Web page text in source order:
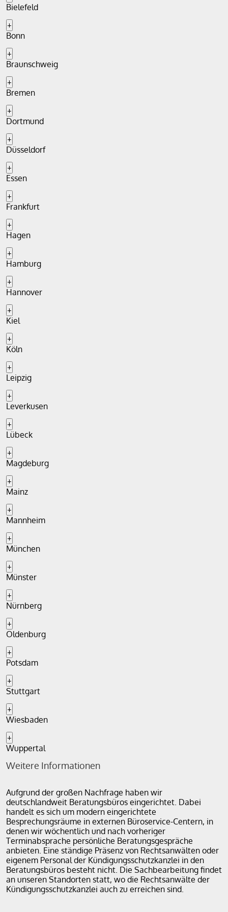
Bielefeld
+
Bonn
+
Braunschweig
+
Bremen
+
Dortmund
+
Düsseldorf
+
Essen
+
Frankfurt
+
Hagen
+
Hamburg
+
Hannover
+
Kiel
+
Köln
+
Leipzig
+
Leverkusen
+
Lübeck
+
Magdeburg
+
Mainz
+
Mannheim
+
München
+
Münster
+
Nürnberg
+
Oldenburg
+
Potsdam
+
Stuttgart
+
Wiesbaden
+
Wuppertal
Weitere Informationen
Aufgrund der großen Nachfrage haben wir
deutschlandweit Beratungsbüros eingerichtet. Dabei
handelt es sich um modern eingerichtete
Besprechungsräume in externen Büroservice-Centern, in
denen wir wöchentlich und nach vorheriger
Terminabsprache persönliche Beratungsgespräche
anbieten. Eine ständige Präsenz von Rechtsanwälten oder
eigenem Personal der Kündigungsschutzkanzlei in den
Beratungsbüros besteht nicht. Die Sachbearbeitung findet
an unseren Standorten statt, wo die Rechtsanwälte der
Kündigungsschutzkanzlei auch zu erreichen sind.